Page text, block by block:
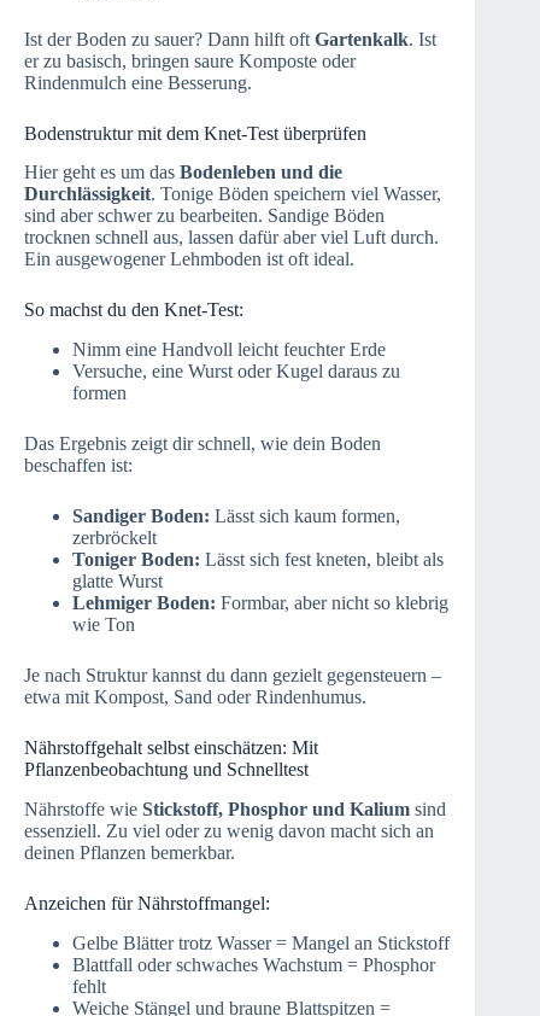
Ist der Boden zu sauer? Dann hilft oft Gartenkalk. Ist
er zu basisch, bringen saure Komposte oder
Rindenmulch eine Besserung.
Bodenstruktur mit dem Knet-Test überprüfen
Hier geht es um das Bodenleben und die
Durchlässigkeit. Tonige Böden speichern viel Wasser,
sind aber schwer zu bearbeiten. Sandige Böden
trocknen schnell aus, lassen dafür aber viel Luft durch.
Ein ausgewogener Lehmboden ist oft ideal.
So machst du den Knet-Test:
Nimm eine Handvoll leicht feuchter Erde
Versuche, eine Wurst oder Kugel daraus zu
formen
Das Ergebnis zeigt dir schnell, wie dein Boden
beschaffen ist:
Sandiger Boden: Lässt sich kaum formen,
zerbröckelt
Toniger Boden: Lässt sich fest kneten, bleibt als
glatte Wurst
Lehmiger Boden: Formbar, aber nicht so klebrig
wie Ton
Je nach Struktur kannst du dann gezielt gegensteuern –
etwa mit Kompost, Sand oder Rindenhumus.
Nährstoffgehalt selbst einschätzen: Mit
Pflanzenbeobachtung und Schnelltest
Nährstoffe wie Stickstoff, Phosphor und Kalium sind
essenziell. Zu viel oder zu wenig davon macht sich an
deinen Pflanzen bemerkbar.
Anzeichen für Nährstoffmangel:
Gelbe Blätter trotz Wasser = Mangel an Stickstoff
Blattfall oder schwaches Wachstum = Phosphor
fehlt
Weiche Stängel und braune Blattspitzen =